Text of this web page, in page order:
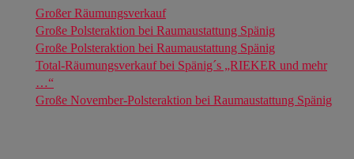
Großer Räumungsverkauf
Große Polsteraktion bei Raumaustattung Spänig
Große Polsteraktion bei Raumaustattung Spänig
Total-Räumungsverkauf bei Spänig´s „RIEKER und mehr
…“
Große November-Polsteraktion bei Raumaustattung Spänig